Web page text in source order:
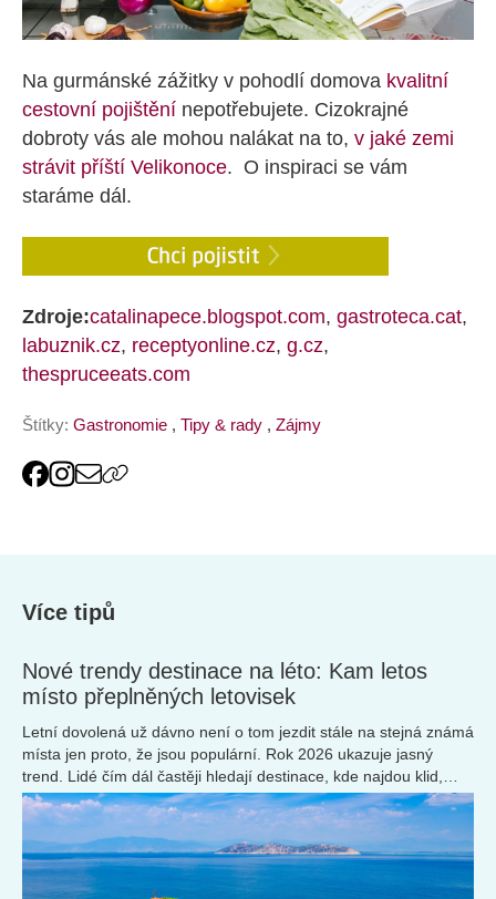
Na gurmánské zážitky v pohodlí domova kvalitní
cestovní pojištění nepotřebujete. Cizokrajné
dobroty vás ale mohou nalákat na to, v jaké zemi
strávit příští Velikonoce. O inspiraci se vám
staráme dál.
Zdroje:catalinapece.blogspot.com, gastroteca.cat,
labuznik.cz, receptyonline.cz, g.cz,
thespruceeats.com
Štítky: Gastronomie , Tipy & rady , Zájmy
Více tipů
Nové trendy destinace na léto: Kam letos
místo přeplněných letovisek
Letní dovolená už dávno není o tom jezdit stále na stejná známá
místa jen proto, že jsou populární. Rok 2026 ukazuje jasný
trend. Lidé čím dál častěji hledají destinace, kde najdou klid,
autenticitu a ten příjemný pocit, že objevili něco vlastního.